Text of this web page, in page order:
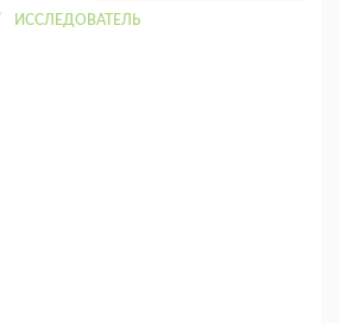
ИССЛЕДОВАТЕЛЬ